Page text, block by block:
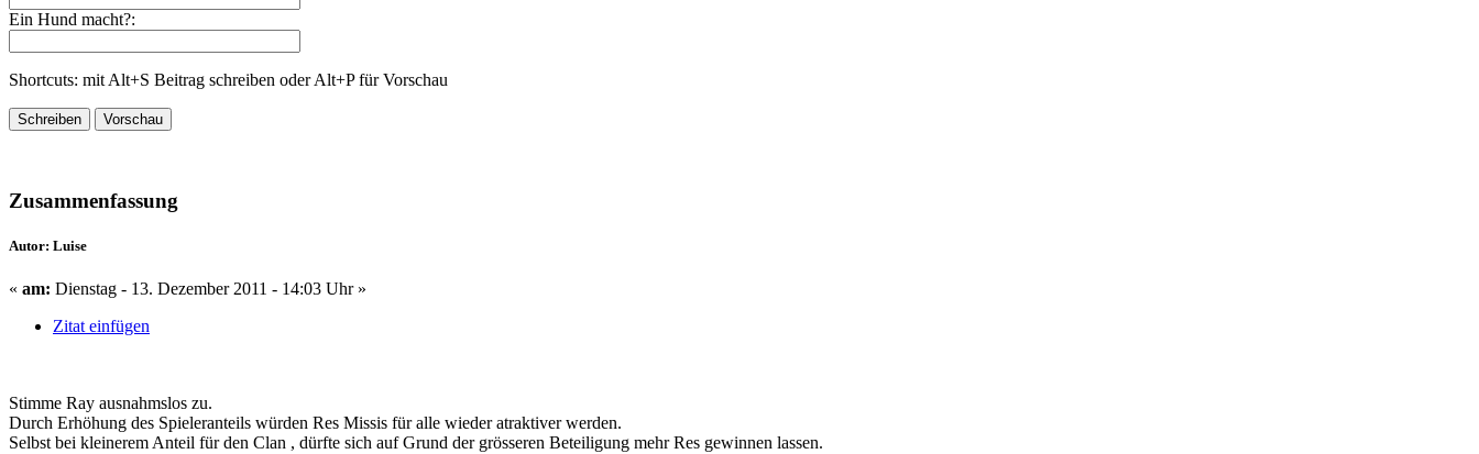
Ein Hund macht?:
Shortcuts: mit Alt+S Beitrag schreiben oder Alt+P für Vorschau
Zusammenfassung
Autor: Luise
« am: Dienstag - 13. Dezember 2011 - 14:03 Uhr »
Zitat einfügen
Stimme Ray ausnahmslos zu.
Durch Erhöhung des Spieleranteils würden Res Missis für alle wieder atraktiver werden.
Selbst bei kleinerem Anteil für den Clan , dürfte sich auf Grund der grösseren Beteiligung mehr Res gewinnen lassen.